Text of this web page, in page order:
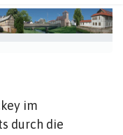
im
durch die